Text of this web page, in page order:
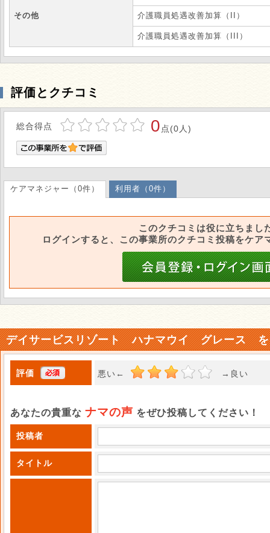
その他 介護職員処遇改善加算（II）
介護職員処遇改善加算（III）
評価とクチコミ
総合得点 0 点(0人)
ケアマネジャー（0件） 利用者（0件）
このクチコミは役に立ちまし
ログインすると、この事業所のクチコミ投稿をケア
デイサービスリゾート ハナマウイ グレース
評価 悪い← →良い ★
あなたの貴重な ナマの声 をぜひ投稿してください！
投稿者
タイトル